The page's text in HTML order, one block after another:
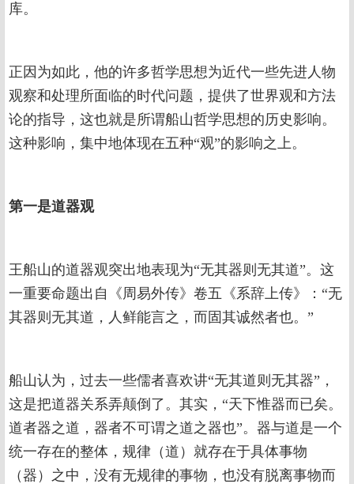
库。
正因为如此，他的许多哲学思想为近代一些先进人物
观察和处理所面临的时代问题，提供了世界观和方法
论的指导，这也就是所谓船山哲学思想的历史影响。
这种影响，集中地体现在五种“观”的影响之上。
第一是道器观
王船山的道器观突出地表现为“无其器则无其道”。这
一重要命题出自《周易外传》卷五《系辞上传》：“无
其器则无其道，人鲜能言之，而固其诚然者也。”
船山认为，过去一些儒者喜欢讲“无其道则无其器”，
这是把道器关系弄颠倒了。其实，“天下惟器而已矣。
道者器之道，器者不可谓之道之器也”。器与道是一个
统一存在的整体，规律（道）就存在于具体事物
（器）之中，没有无规律的事物，也没有脱离事物而